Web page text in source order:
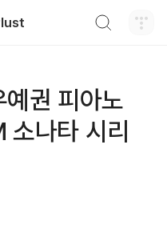
권 피아노
나타 시리